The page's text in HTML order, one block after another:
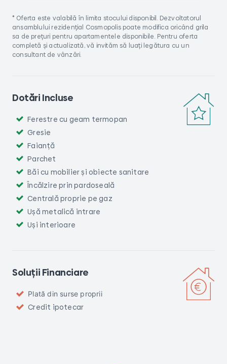
* Oferta este valabilă în limita stocului disponibil. Dezvoltatorul
ansamblului rezidențial Cosmopolis poate modifica oricând grila
sa de prețuri pentru apartamentele disponibile. Pentru oferta
completă și actualizată, vă invităm să luați legătura cu un
consultant de vânzări.
Dotări Incluse
Ferestre cu geam termopan
Gresie
Faianță
Parchet
Băi cu mobilier și obiecte sanitare
Încălzire prin pardoseală
Centrală proprie pe gaz
Ușă metalică intrare
Uși interioare
Soluții Financiare
Plată din surse proprii
Credit ipotecar